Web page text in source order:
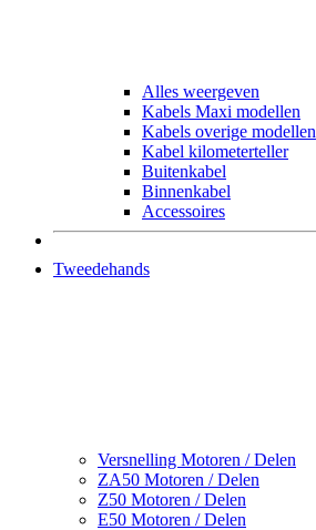
Alles weergeven
Kabels Maxi modellen
Kabels overige modellen
Kabel kilometerteller
Buitenkabel
Binnenkabel
Accessoires
Tweedehands
Versnelling Motoren / Delen
ZA50 Motoren / Delen
Z50 Motoren / Delen
E50 Motoren / Delen